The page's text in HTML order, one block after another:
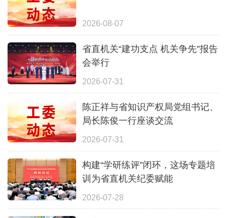
2026-08-07
省直机关“建功支点 机关争先”报告
会举行
2026-07-31
陈正祥与省知识产权局党组书记、
局长陈俊一行座谈交流
2026-07-31
构建“学研练评”闭环，这场专题培
训为省直机关纪委赋能
2026-07-28